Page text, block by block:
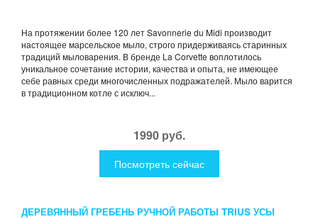
На протяжении более 120 лет Savonnerie du Midi производит
настоящее марсельское мыло, строго придерживаясь старинных
традиций мыловарения. В бренде La Corvette воплотилось
уникальное сочетание истории, качества и опыта, не имеющее
себе равных среди многочисленных подражателей. Мыло варится
в традиционном котле с исключ...
1990 руб.
Посмотреть сейчас
ДЕРЕВЯННЫЙ ГРЕБЕНЬ РУЧНОЙ РАБОТЫ TRIUS УСЫ